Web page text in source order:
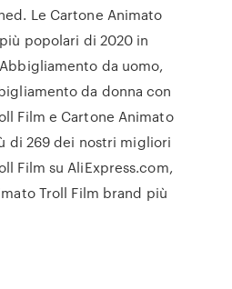
Le Cartone Animato
popolari di 2020 in
da uomo,
da donna con
Film e Cartone Animato
di 269 dei nostri migliori
Film su AliExpress.com,
Troll Film brand più